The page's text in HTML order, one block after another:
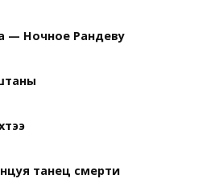
— Ночное Рандеву
танец смерти